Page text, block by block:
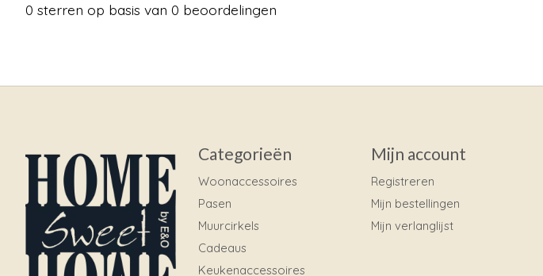
0 sterren op basis van 0 beoordelingen
Categorieën
Woonaccessoires
Pasen
Muurcirkels
Cadeaus
Keukenaccessoires
Mijn account
Registreren
Mijn bestellingen
Mijn verlanglijst